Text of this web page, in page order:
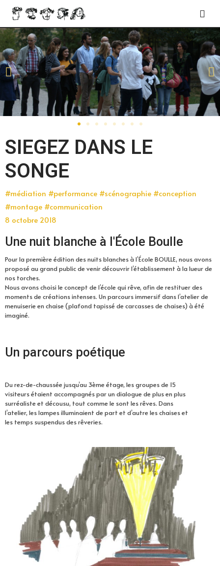
SIEGEZ DANS LE
SONGE
#médiation #performance #scénographie #conception
#montage #communication
8 octobre 2018
Une nuit blanche à l'École Boulle
Pour la première édition des nuits blanches à l’École BOULLE, nous avons
proposé au grand public de venir découvrir l’établissement à la lueur de
nos torches.
Nous avons choisi le concept de l’école qui rêve, afin de restituer des
moments de créations intenses. Un parcours immersif dans l’atelier de
menuiserie en chaise (plafond tapissé de carcasses de chaises) à été
imaginé.
Un parcours poétique
Du rez-de-chaussée jusqu’au 3ème étage, les groupes de 15
visiteurs étaient accompagnés par un dialogue de plus en plus
surréaliste et décousu, tout comme le sont les rêves. Dans
l’atelier, les lampes illuminaient de part et d’autre les chaises et
les temps suspendus des rêveries.